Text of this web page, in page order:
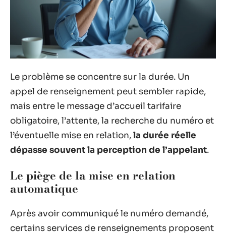
Le problème se concentre sur la durée. Un
appel de renseignement peut sembler rapide,
mais entre le message d’accueil tarifaire
obligatoire, l’attente, la recherche du numéro et
l’éventuelle mise en relation,la durée réelle
dépasse souvent la perception de l’appelant.
Le piège de la mise en relation
automatique
Après avoir communiqué le numéro demandé,
certains services de renseignements proposent